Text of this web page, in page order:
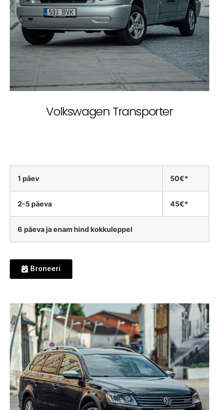
Volkswagen Transporter
1 päev 50€*
2-5 päeva 45€*
6 päeva ja enam hind kokkuleppel
Broneeri